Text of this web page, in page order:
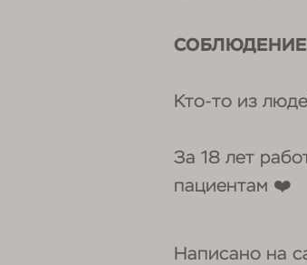
СОБЛЮДЕНИЕ
Кто-то из
За 18 лет
пациентам ❤️
Написано на